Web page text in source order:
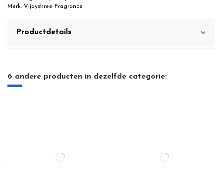
Merk: Vijayshree Fragrance
Productdetails
6 andere producten in dezelfde categorie: